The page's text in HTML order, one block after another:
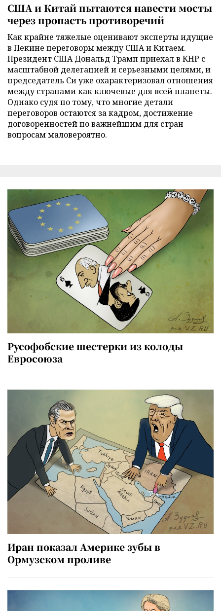
США и Китай пытаются навести мосты
через пропасть противоречий
Как крайне тяжелые оценивают эксперты идущие
в Пекине переговоры между США и Китаем.
Президент США Дональд Трамп приехал в КНР с
масштабной делегацией и серьезными целями, и
председатель Си уже охарактеризовал отношения
между странами как ключевые для всей планеты.
Однако судя по тому, что многие детали
переговоров остаются за кадром, достижение
договоренностей по важнейшим для стран
вопросам маловероятно.
Русофобские шестерки из колоды
Евросоюза
Иран показал Америке зубы в
Ормузском проливе